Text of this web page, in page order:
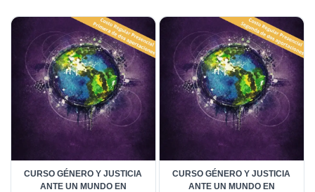
CURSO GÉNERO Y JUSTICIA
ANTE UN MUNDO EN
CURSO GÉNERO Y JUSTICIA
ANTE UN MUNDO EN